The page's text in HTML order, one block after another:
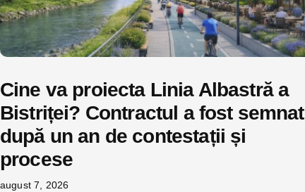
Cine va proiecta Linia Albastră a
Bistriței? Contractul a fost semnat
după un an de contestații și
procese
august 7, 2026